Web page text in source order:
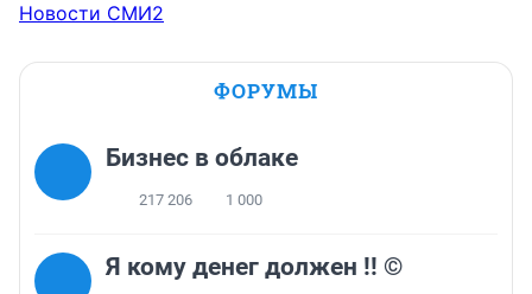
Новости СМИ2
ФОРУМЫ
Бизнес в облаке
217 206 1 000
Я кому денег должен !! ©